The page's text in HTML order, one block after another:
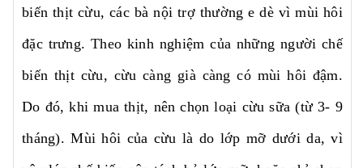
biến thịt cừu, các bà nội trợ thường e dè vì mùi hôi
đặc trưng. Theo kinh nghiệm của những người chế
biến thịt cừu, cừu càng già càng có mùi hôi đậm.
Do đó, khi mua thịt, nên chọn loại cừu sữa (từ 3- 9
tháng). Mùi hôi của cừu là do lớp mỡ dưới da, vì